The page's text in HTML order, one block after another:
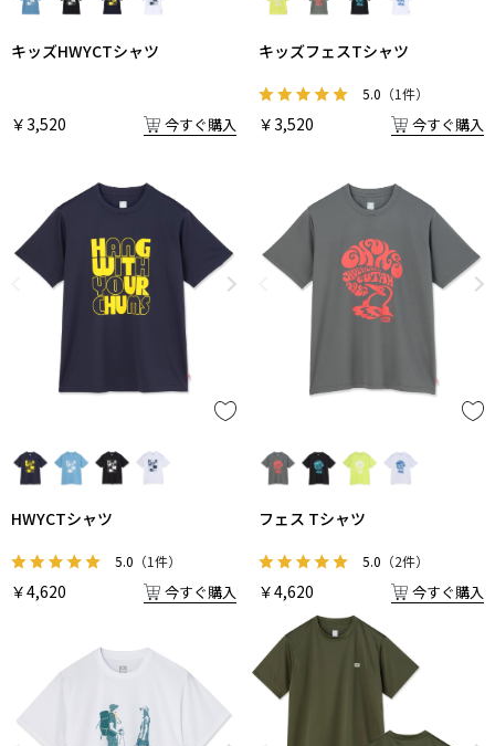
キッズHWYCTシャツ
￥3,520 今すぐ購入
キッズフェスTシャツ
5.0 （1件）
￥3,520 今すぐ購入
HWYCTシャツ
5.0 （1件）
￥4,620 今すぐ購入
フェス Tシャツ
5.0 （2件）
￥4,620 今すぐ購入